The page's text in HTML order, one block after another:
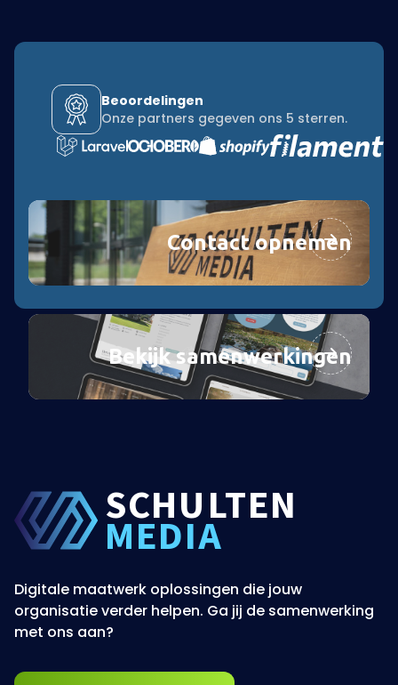
Beoordelingen
Onze partners gegeven ons 5 sterren.
Contact opnemen
Bekijk samenwerkingen
SCHULTEN
MEDIA
Digitale maatwerk oplossingen die jouw
organisatie verder helpen. Ga jij de samenwerking
met ons aan?